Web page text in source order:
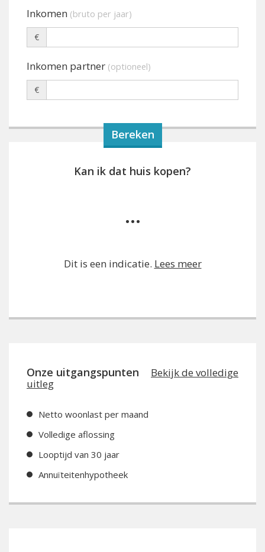
Inkomen (bruto per jaar)
€
Inkomen partner (optioneel)
€
Kan ik dat huis kopen?
...
Dit is een indicatie. Lees meer
Onze uitgangspunten
Bekijk de volledige
uitleg
Netto woonlast per maand
Volledige aflossing
Looptijd van 30 jaar
Annuïteitenhypotheek